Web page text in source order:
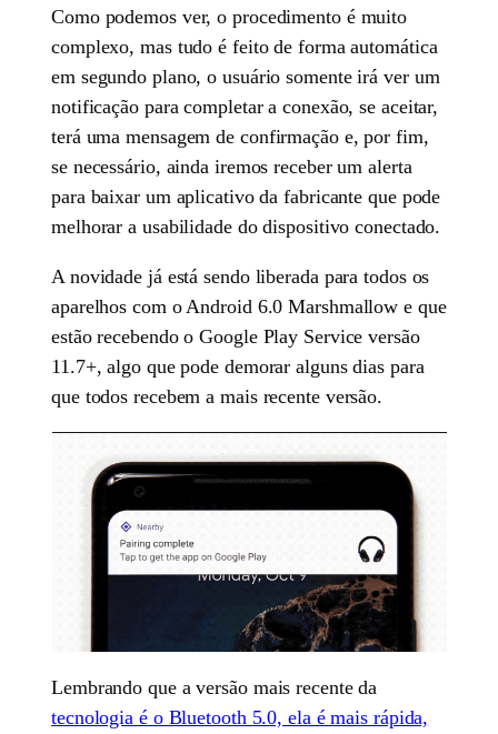
Como podemos ver, o procedimento é muito
complexo, mas tudo é feito de forma automática
em segundo plano, o usuário somente irá ver um
notificação para completar a conexão, se aceitar,
terá uma mensagem de confirmação e, por fim,
se necessário, ainda iremos receber um alerta
para baixar um aplicativo da fabricante que pode
melhorar a usabilidade do dispositivo conectado.
A novidade já está sendo liberada para todos os
aparelhos com o Android 6.0 Marshmallow e que
estão recebendo o Google Play Service versão
11.7+, algo que pode demorar alguns dias para
que todos recebem a mais recente versão.
Lembrando que a versão mais recente da
tecnologia é o Bluetooth 5.0, ela é mais rápida,